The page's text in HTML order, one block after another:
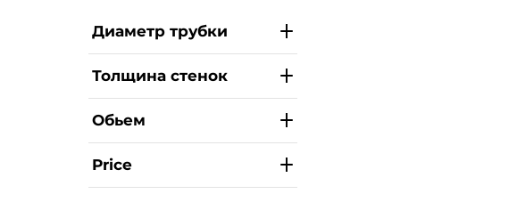
Диаметр трубки
Толщина стенок
Обьем
Price